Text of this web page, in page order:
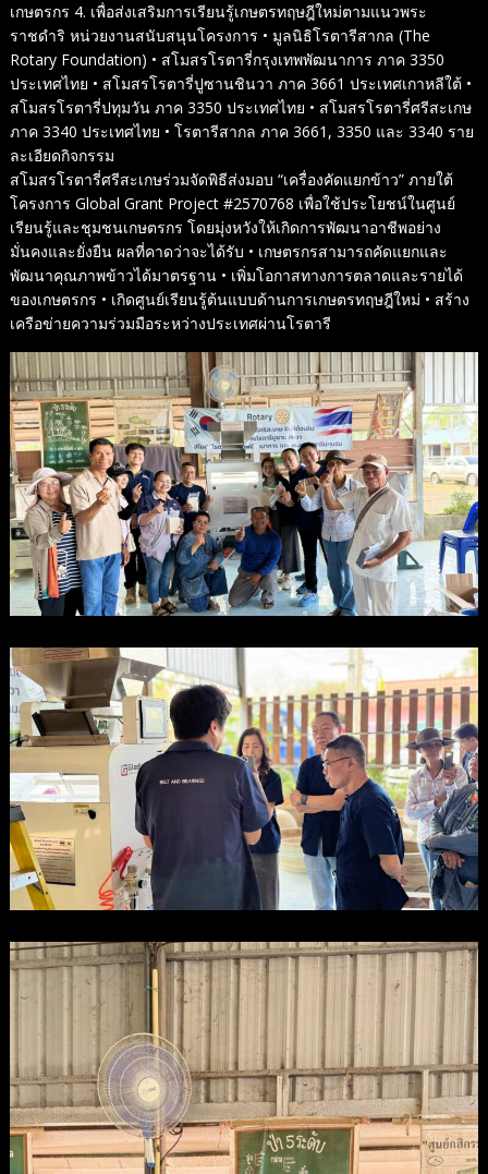
เกษตรกร 4. เพื่อส่งเสริมการเรียนรู้เกษตรทฤษฎีใหม่ตามแนวพระ
ราชดำริ หน่วยงานสนับสนุนโครงการ • มูลนิธิโรตารีสากล (The
Rotary Foundation) • สโมสรโรตารี่กรุงเทพพัฒนาการ ภาค 3350
ประเทศไทย • สโมสรโรตารี่ปูซานชินวา ภาค 3661 ประเทศเกาหลีใต้ •
สโมสรโรตารี่ปทุมวัน ภาค 3350 ประเทศไทย • สโมสรโรตารี่ศรีสะเกษ
ภาค 3340 ประเทศไทย • โรตารีสากล ภาค 3661, 3350 และ 3340 ราย
ละเอียดกิจกรรม
สโมสรโรตารี่ศรีสะเกษร่วมจัดพิธีส่งมอบ “เครื่องคัดแยกข้าว” ภายใต้
โครงการ Global Grant Project #2570768 เพื่อใช้ประโยชน์ในศูนย์
เรียนรู้และชุมชนเกษตรกร โดยมุ่งหวังให้เกิดการพัฒนาอาชีพอย่าง
มั่นคงและยั่งยืน ผลที่คาดว่าจะได้รับ • เกษตรกรสามารถคัดแยกและ
พัฒนาคุณภาพข้าวได้มาตรฐาน • เพิ่มโอกาสทางการตลาดและรายได้
ของเกษตรกร • เกิดศูนย์เรียนรู้ต้นแบบด้านการเกษตรทฤษฎีใหม่ • สร้าง
เครือข่ายความร่วมมือระหว่างประเทศผ่านโรตารี